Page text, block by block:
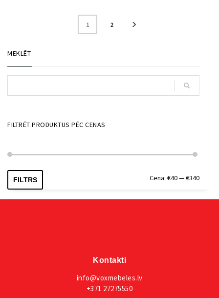
1 2
MEKLĒT
FILTRĒT PRODUKTUS PĒC CENAS
Min.
Maks.
FILTRS Cena: €40—€340
Kontakti
info@voxmebeles.lv
+371 27275550